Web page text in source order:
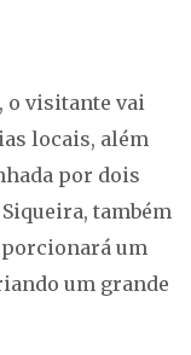
o visitante vai
locais, além
por dois
também
um
um grande